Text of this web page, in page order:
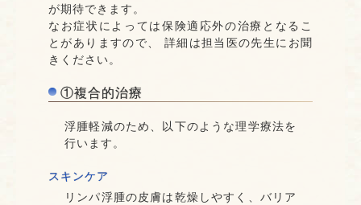
が期待できます。
なお症状によっては保険適応外の治療となるこ
とがありますので、 詳細は担当医の先生にお聞
きください。
①複合的治療
浮腫軽減のため、以下のような理学療法を
行います。
スキンケア
リンパ浮腫の皮膚は乾燥しやすく、バリア